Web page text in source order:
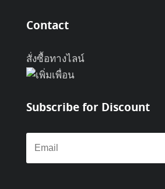
Contact
สั่งซื้อทางไลน์
Subscribe for Discount